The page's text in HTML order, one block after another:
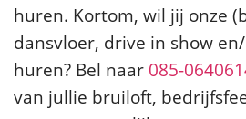
huren. Kortom, wil jij onze
dansvloer, drive in show
huren? Bel naar 085-
van jullie bruiloft,